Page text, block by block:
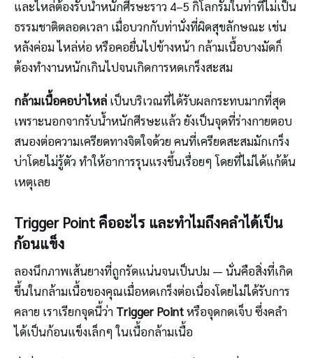
และไหล่ต้องรับน้ำหนักศีรษะราว 4–5 กิโลกรัมในท่าที่ไม่เป็น
ธรรมชาติตลอดเวลา เมื่อบวกกับท่านั่งที่ผิดสุขลักษณะ เช่น
หลังค่อม ไหล่ห่อ หรือคอยื่นไปข้างหน้า กล้ามเนื้อบางมัดก็
ต้องทำงานหนักเกินไปจนเกิดการหดเกร็งสะสม
กล้ามเนื้อคอบ่าไหล่ เป็นบริเวณที่ได้รับผลกระทบมากที่สุด
เพราะนอกจากรับน้ำหนักศีรษะแล้ว ยังเป็นจุดที่ร่างกายตอบ
สนองต่อความเครียดทางจิตใจด้วย คนที่เครียดสะสมมักเกร็ง
บ่าโดยไม่รู้ตัว ทำให้อาการรุนแรงขึ้นเรื่อยๆ โดยที่ไม่ได้แก้ต้น
เหตุเลย
Trigger Point คืออะไร และทำไมถึงคลำได้เป็น
ก้อนแข็ง
ลองนึกภาพเส้นยางที่ถูกรัดแน่นจนเป็นปม — นั่นคือสิ่งที่เกิด
ขึ้นในกล้ามเนื้อของคุณเมื่อหดเกร็งต่อเนื่องโดยไม่ได้รับการ
คลาย เราเรียกจุดนี้ว่า Trigger Pointหรือจุดกดเจ็บ ซึ่งคลำ
ได้เป็นก้อนแข็งเล็กๆ ในเนื้อกล้ามเนื้อ